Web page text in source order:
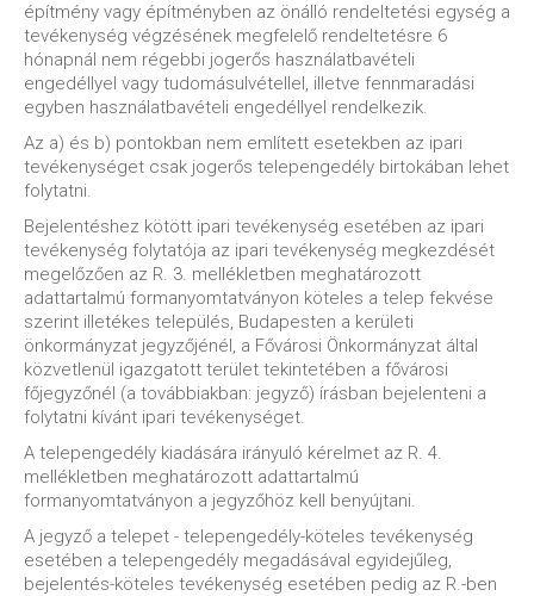
építmény vagy építményben az önálló rendeltetési egység a
tevékenység végzésének megfelelő rendeltetésre 6
hónapnál nem régebbi jogerős használatbavételi
engedéllyel vagy tudomásulvétellel, illetve fennmaradási
egyben használatbavételi engedéllyel rendelkezik.
Az a) és b) pontokban nem említett esetekben az ipari
tevékenységet csak jogerős telepengedély birtokában lehet
folytatni.
Bejelentéshez kötött ipari tevékenység esetében az ipari
tevékenység folytatója az ipari tevékenység megkezdését
megelőzően az R. 3. mellékletben meghatározott
adattartalmú formanyomtatványon köteles a telep fekvése
szerint illetékes település, Budapesten a kerületi
önkormányzat jegyzőjénél, a Fővárosi Önkormányzat által
közvetlenül igazgatott terület tekintetében a fővárosi
főjegyzőnél (a továbbiakban: jegyző) írásban bejelenteni a
folytatni kívánt ipari tevékenységet.
A telepengedély kiadására irányuló kérelmet az R. 4.
mellékletben meghatározott adattartalmú
formanyomtatványon a jegyzőhöz kell benyújtani.
A jegyző a telepet - telepengedély-köteles tevékenység
esetében a telepengedély megadásával egyidejűleg,
bejelentés-köteles tevékenység esetében pedig az R.-ben